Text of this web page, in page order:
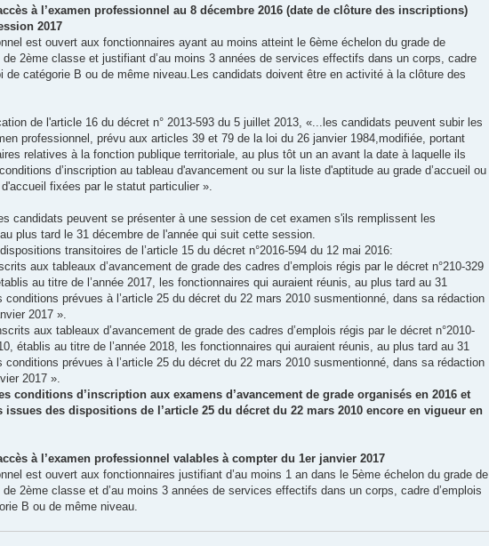
à l’examen professionnel au 8 décembre 2016 (date de clôture des inscriptions)
2017
est ouvert aux fonctionnaires ayant au moins atteint le 6ème échelon du grade de
2ème classe et justifiant d’au moins 3 années de services effectifs dans un corps, cadre
de catégorie B ou de même niveau.Les candidats doivent être en activité à la clôture des
de l'article 16 du décret n° 2013-593 du 5 juillet 2013, «...les candidats peuvent subir les
professionnel, prévu aux articles 39 et 79 de la loi du 26 janvier 1984,modifiée, portant
relatives à la fonction publique territoriale, au plus tôt un an avant la date à laquelle ils
d’inscription au tableau d'avancement ou sur la liste d'aptitude au grade d’accueil ou
d'accueil fixées par le statut particulier ».
candidats peuvent se présenter à une session de cet examen s'ils remplissent les
plus tard le 31 décembre de l'année qui suit cette session.
transitoires de l’article 15 du décret n°2016-594 du 12 mai 2016:
aux tableaux d’avancement de grade des cadres d’emplois régis par le décret n°210-329
au titre de l’année 2017, les fonctionnaires qui auraient réunis, au plus tard au 31
conditions prévues à l’article 25 du décret du 22 mars 2010 susmentionné, dans sa rédaction
2017 ».
aux tableaux d’avancement de grade des cadres d’emplois régis par le décret n°2010-
établis au titre de l’année 2018, les fonctionnaires qui auraient réunis, au plus tard au 31
conditions prévues à l’article 25 du décret du 22 mars 2010 susmentionné, dans sa rédaction
2017 ».
conditions d’inscription aux examens d’avancement de grade organisés en 2016 et
issues des dispositions de l’article 25 du décret du 22 mars 2010 encore en vigueur en
à l’examen professionnel valables à compter du 1er janvier 2017
est ouvert aux fonctionnaires justifiant d’au moins 1 an dans le 5ème échelon du grade de
2ème classe et d’au moins 3 années de services effectifs dans un corps, cadre d’emplois
B ou de même niveau.